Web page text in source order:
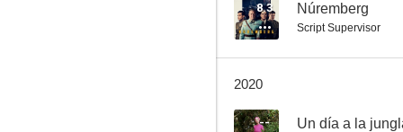
8.3 Núremberg
Script Supervisor
2020
-- Un día a la